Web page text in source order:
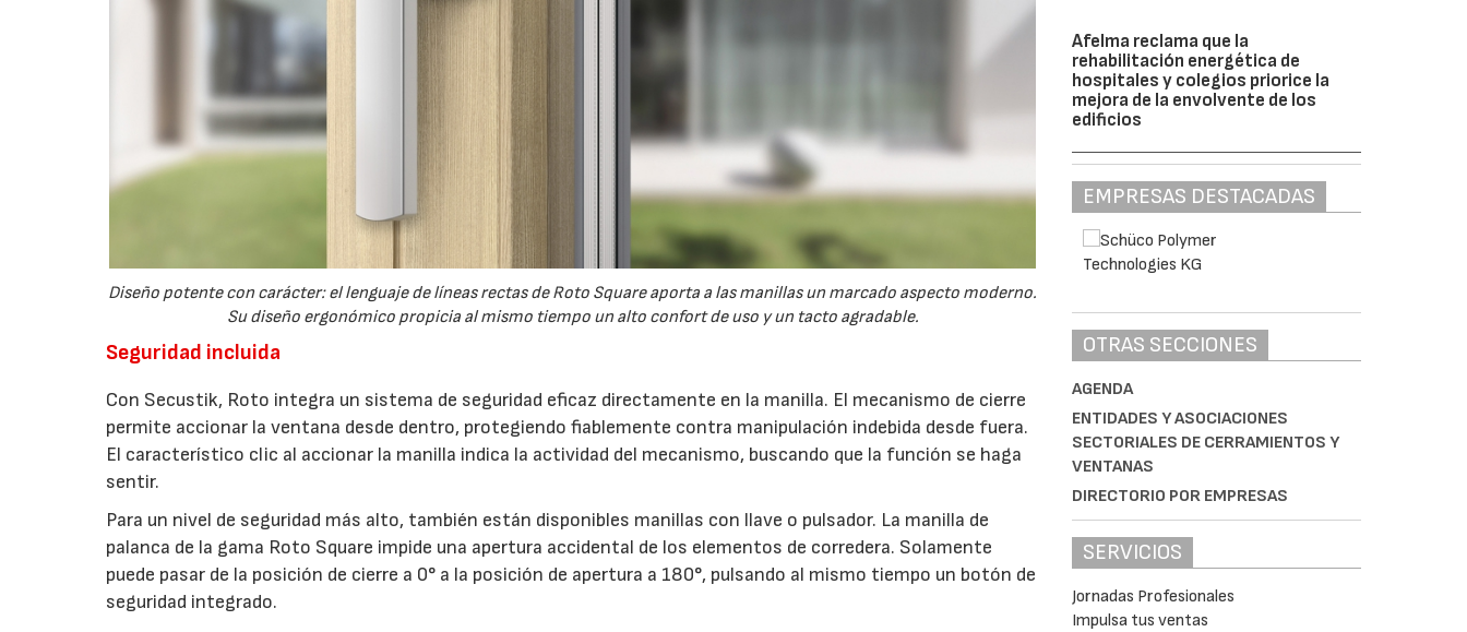
Diseño potente con carácter: el lenguaje de líneas rectas de Roto Square aporta a las manillas un marcado aspecto moderno.
Su diseño ergonómico propicia al mismo tiempo un alto confort de uso y un tacto agradable.
Seguridad incluida
Con Secustik, Roto integra un sistema de seguridad eficaz directamente en la manilla. El mecanismo de cierre
permite accionar la ventana desde dentro, protegiendo fiablemente contra manipulación indebida desde fuera.
El característico clic al accionar la manilla indica la actividad del mecanismo, buscando que la función se haga
sentir.
Para un nivel de seguridad más alto, también están disponibles manillas con llave o pulsador. La manilla de
palanca de la gama Roto Square impide una apertura accidental de los elementos de corredera. Solamente
puede pasar de la posición de cierre a 0° a la posición de apertura a 180°, pulsando al mismo tiempo un botón de
seguridad integrado.
Afelma reclama que la
rehabilitación energética de
hospitales y colegios priorice la
mejora de la envolvente de los
edificios
EMPRESAS DESTACADAS
OTRAS SECCIONES
AGENDA
ENTIDADES Y ASOCIACIONES
SECTORIALES DE CERRAMIENTOS Y
VENTANAS
DIRECTORIO POR EMPRESAS
SERVICIOS
Jornadas Profesionales
Impulsa tus ventas